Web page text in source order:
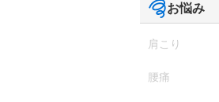
お悩み
肩こり
腰痛